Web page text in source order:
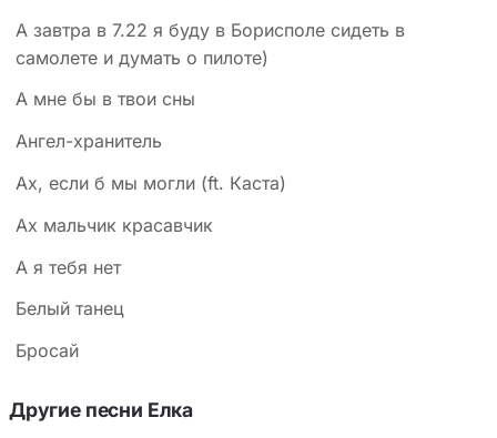
связи душ. Повторяющиеся строки про «грею
помню» и финальное обещание «я рядом» снимают
тревогу — это обещание присутствия, даже если
физически его нет.
А завтра в 7.22 я буду в Борисполе сидеть в
самолете и думать о пилоте)
А мне бы в твои сны
Ангел-хранитель
Ах, если б мы могли (ft. Каста)
Ах мальчик красавчик
А я тебя нет
Белый танец
Бросай
Другие песни Елка